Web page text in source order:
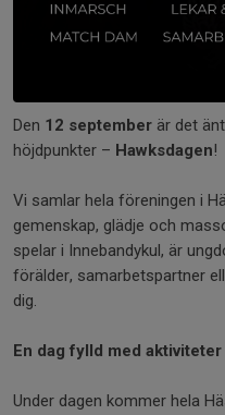
Den 12 september är det
höjdpunkter – Hawksdagen!
Vi samlar hela föreningen i
gemenskap, glädje och
spelar i Innebandykul, är
förälder, samarbetspartner
dig.
En dag fylld med aktiviteter
Under dagen kommer hela